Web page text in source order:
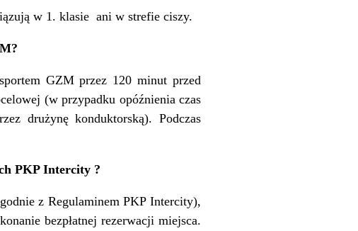
w 1. klasie ani w strefie ciszy.
GZM przez 120 minut przed
(w przypadku opóźnienia czas
drużynę konduktorską). Podczas
PKP Intercity ?
z Regulaminem PKP Intercity),
bezpłatnej rezerwacji miejsca.